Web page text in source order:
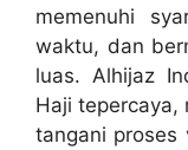
memenuhi
waktu, dan
luas. Alhijaz
Haji tepercaya,
tangani proses